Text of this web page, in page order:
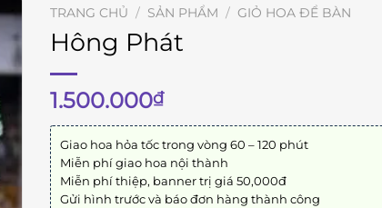
TRANG CHỦ / SẢN PHẨM / GIỎ HOA ĐỂ BÀN
Hông Phát
1.500.000₫
Giao hoa hỏa tốc trong vòng 60 – 120 phút
Miễn phí giao hoa nội thành
Miễn phí thiệp, banner trị giá 50,000đ
Gửi hình trước và báo đơn hàng thành công